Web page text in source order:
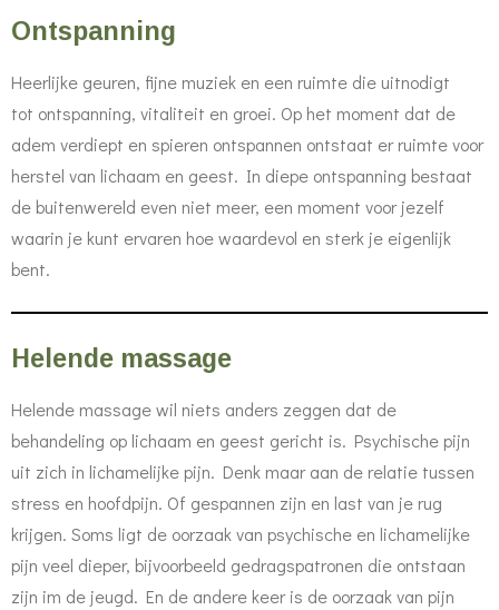
Ontspanning
Heerlijke geuren, fijne muziek en een ruimte die uitnodigt
tot ontspanning, vitaliteit en groei. Op het moment dat de
adem verdiept en spieren ontspannen ontstaat er ruimte voor
herstel van lichaam en geest. In diepe ontspanning bestaat
de buitenwereld even niet meer, een moment voor jezelf
waarin je kunt ervaren hoe waardevol en sterk je eigenlijk
bent.
Helende massage
Helende massage wil niets anders zeggen dat de
behandeling op lichaam en geest gericht is. Psychische pijn
uit zich in lichamelijke pijn. Denk maar aan de relatie tussen
stress en hoofdpijn. Of gespannen zijn en last van je rug
krijgen. Soms ligt de oorzaak van psychische en lichamelijke
pijn veel dieper, bijvoorbeeld gedragspatronen die ontstaan
zijn im de jeugd. En de andere keer is de oorzaak van pijn